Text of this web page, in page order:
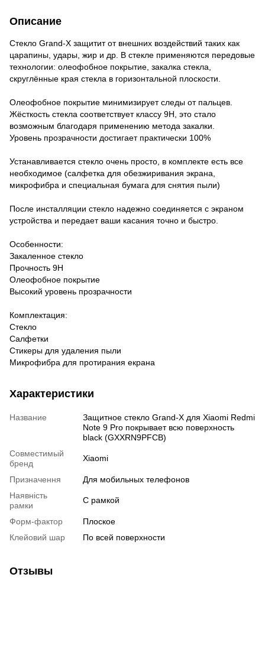
Описание
Стекло Grand-X защитит от внешних воздействий таких как
царапины, удары, жир и др. В стекле применяются передовые
технологии: олеофобное покрытие, закалка стекла,
скруглённые края стекла в горизонтальной плоскости.
Олеофобное покрытие минимизирует следы от пальцев.
Жёсткость стекла соответствует классу 9H, это стало
возможным благодаря применению метода закалки.
Уровень прозрачности достигает практически 100%
Устанавливается стекло очень просто, в комплекте есть все
необходимое (салфетка для обезжиривания экрана,
микрофибра и специальная бумага для снятия пыли)
После инсталляции стекло надежно соединяется с экраном
устройства и передает ваши касания точно и быстро.
Особенности:
Закаленное стекло
Прочность 9Н
Олеофобное покрытие
Высокий уровень прозрачности
Комплектация:
Стекло
Салфетки
Стикеры для удаления пыли
Микрофибра для протирания екрана
Характеристики
Название
Защитное стекло Grand-X для Xiaomi Redmi
Note 9 Pro покрывает всю поверхность
black (GXXRN9PFCB)
Совместимый
бренд
Xiaomi
Призначення
Для мобильных телефонов
Наявність
рамки
C рамкой
Форм-фактор
Плоское
Клейовий шар
По всей поверхности
Отзывы